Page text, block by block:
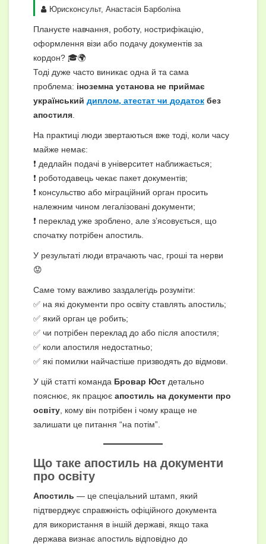
Юрисконсульт, Анастасія Барболіна
Плануєте навчання, роботу, нострифікацію,
оформлення візи або подачу документів за
кордон? 🎓🌍
Тоді дуже часто виникає одна й та сама
проблема: іноземна установа не приймає
український диплом, атестат чи додаток без
апостиля
На практиці люди звертаються вже тоді, коли часу
майже немає:
❗ дедлайн подачі в університет наближається;
❗ роботодавець чекає пакет документів;
❗ консульство або міграційний орган просить
належним чином легалізовані документи;
❗ переклад уже зроблено, але з’ясовується, що
спочатку потрібен апостиль.
У результаті люди втрачають час, гроші та нерви
😟
Саме тому важливо заздалегідь розуміти:
✅ на які документи про освіту ставлять апостиль;
✅ який орган це робить;
✅ чи потрібен переклад до або після апостиля;
✅ коли апостиля недостатньо;
✅ які помилки найчастіше призводять до відмови.
У цій статті команда Бровар Юст детально
пояснює, як працює апостиль на документи про
освіту , кому він потрібен і чому краще не
залишати це питання “на потім”.
Що таке апостиль на документи
про освіту
Апостиль — це спеціальний штамп, який
підтверджує справжність офіційного документа
для використання в іншій державі, якщо така
держава визнає апостиль відповідно до